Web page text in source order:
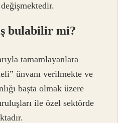
bulabilir mi?
tamamlayanlara
ünvanı verilmekte ve
başta olmak üzere
ile özel sektörde